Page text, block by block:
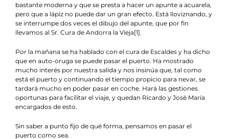
bastante moderna y que se presta a hacer un apunte a acuarela,
pero que a lápiz no puede dar un gran efecto. Está lloviznando, y
se interrumpe dos veces el dibujo del apunte, que por fin
llevamos al Sr. Cura de Andorra la Vieja[1].
Por la mañana se ha hablado con el cura de Escaldes y ha dicho
que en auto-oruga se puede pasar el puerto. Ha mostrado
mucho interés por nuestra salida y nos insinúa que, tal como
está el puerto y continuando el tiempo propicio para nevar, se
tardará mucho en poder pasar en coche. Hará las gestiones
oportunas para facilitar el viaje, y quedan Ricardo y José María
encargados de esto.
Sin saber a punto fijo de qué forma, pensamos en pasar el
puerto como sea.